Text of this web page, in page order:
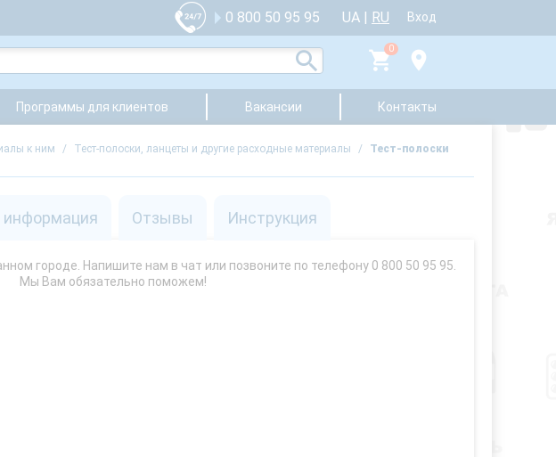
0 800 50 95 95 UA | RU Вход
0
Программы для клиентов Вакансии Контакты
к ним / Тест-полоски, ланцеты и другие расходные материалы /
Тест-полоски
информация Отзывы Инструкция
городе. Напишите нам в чат или позвоните по телефону 0 800 50 95 95.
Мы Вам обязательно поможем!